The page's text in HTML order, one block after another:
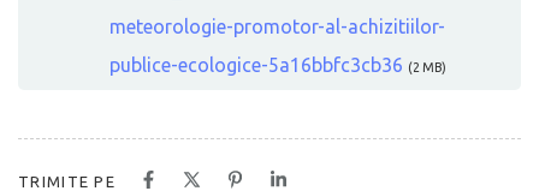
meteorologie-promotor-al-achizitiilor-
publice-ecologice-5a16bbfc3cb36 (2 MB)
TRIMITE PE